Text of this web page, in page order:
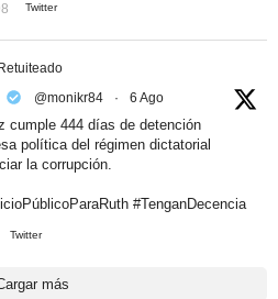
Twitter
@monikr84 · 6 Ago
cumple 444 días de detención
política del régimen dictatorial
la corrupción.
#TenganDecencia
Twitter
más